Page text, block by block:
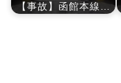
【事故】函館本線…